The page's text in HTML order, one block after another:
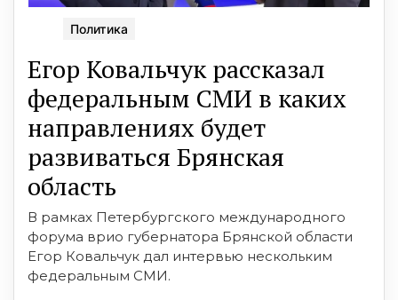
Политика
Егор Ковальчук рассказал
федеральным СМИ в каких
направлениях будет
развиваться Брянская
область
В рамках Петербургского международного
форума врио губернатора Брянской области
Егор Ковальчук дал интервью нескольким
федеральным СМИ.